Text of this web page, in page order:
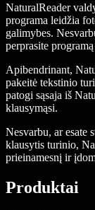
NaturalReader
programa leidžia
galimybes.
perprasite
Apibendrinant,
pakeitė tekstinio
patogi sąsaja iš
klausymąsi.
Nesvarbu, ar esate
klausytis turinio,
prieinamesnį ir
Produktai